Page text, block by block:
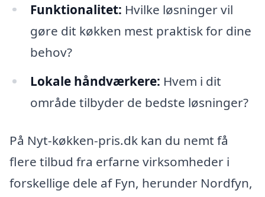
Funktionalitet: Hvilke løsninger vil
gøre dit køkken mest praktisk for dine
behov?
Lokale håndværkere: Hvem i dit
område tilbyder de bedste løsninger?
På Nyt-køkken-pris.dk kan du nemt få
flere tilbud fra erfarne virksomheder i
forskellige dele af Fyn, herunder Nordfyn,